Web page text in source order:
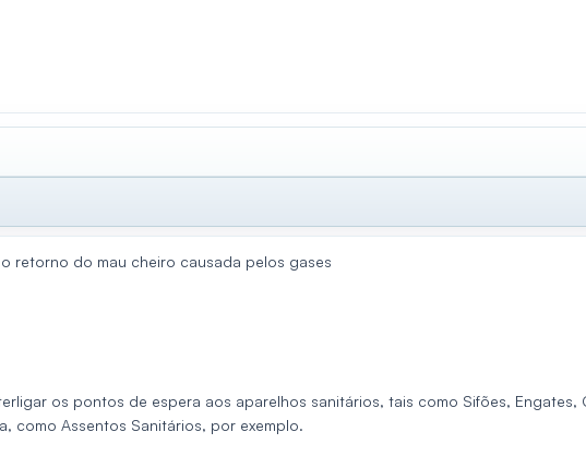
retorno do mau cheiro causada pelos gases
os pontos de espera aos aparelhos sanitários, tais como Sifões, Engates,
como Assentos Sanitários, por exemplo.